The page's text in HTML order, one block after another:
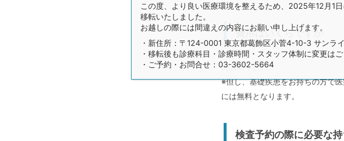
費用はいくらですか
3,000円です。
※但し、基礎疾患をお持ちの方で
には無料となります。
検査予約の際に必要な
この度、より良い医療環境を整えるため、2025年12月1
移転いたしました。
お越しの際には間違えの内容にお願い申し上げます。
・新住所：〒124-0001 東京都葛飾区小菅4-10-3 サンラ
・移転後も診療科目・診療時間・スタッフ体制に変更は
・ご予約・お問合せ：03-3602-5664